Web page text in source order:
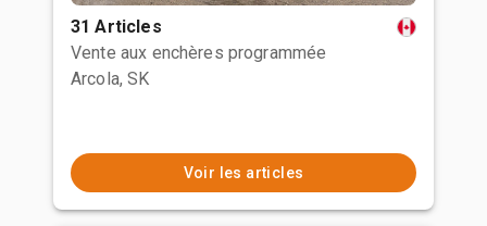
31 Articles
Vente aux enchères programmée
Arcola, SK
Voir les articles